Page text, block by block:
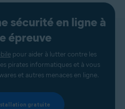
sécurité en ligne à
épreuve
pour aider à lutter contre les
pirates informatiques et à vous
et autres menaces en ligne.
gratuite